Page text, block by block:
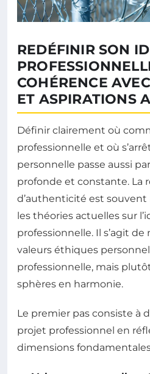
REDÉFINIR SON
COHÉRENCE
ET ASPIRATIONS
Définir clairement où
professionnelle et où
personnelle passe aussi
profonde et constante. La
d’authenticité est souvent
les théories actuelles sur
professionnelle. Il s’agit de
valeurs éthiques
professionnelle, mais
sphères en harmonie.
Le premier pas consiste à
projet professionnel en
dimensions